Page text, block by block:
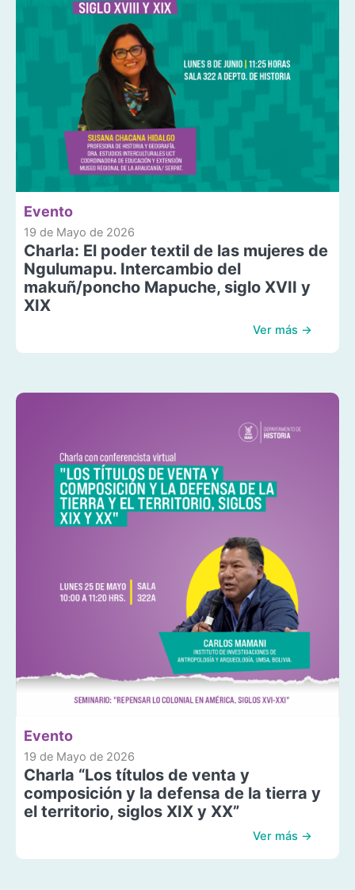
Evento
19 de Mayo de 2026
Charla: El poder textil de las mujeres de
Ngulumapu. Intercambio del
makuñ/poncho Mapuche, siglo XVII y
XIX
Ver más →
Evento
19 de Mayo de 2026
Charla “Los títulos de venta y
composición y la defensa de la tierra y
el territorio, siglos XIX y XX”
Ver más →